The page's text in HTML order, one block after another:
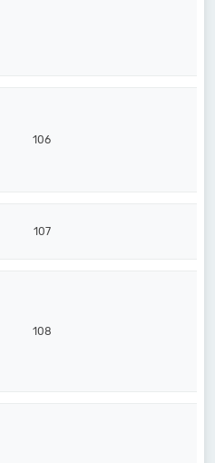
106
107
108